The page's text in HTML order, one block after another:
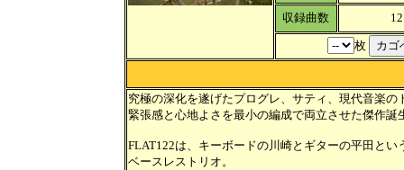
収録曲数
枚
究極の深化を遂げたプログレ、サティ、現代音楽の
緊張感と心地よさを最小の編成で両立させた傑作誕
FLAT122は、キーボードの川崎とギターの平田と
ベースレストリオ。